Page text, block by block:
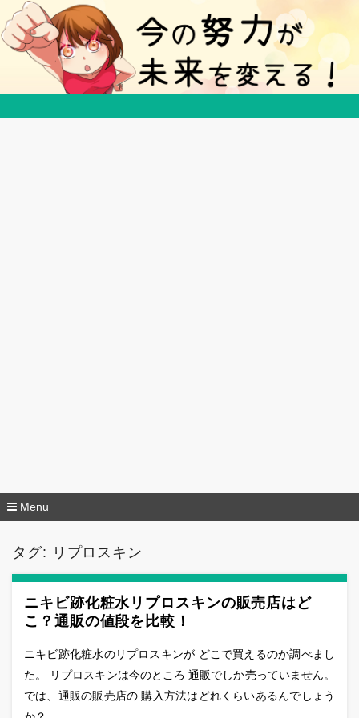
５分で得する豆知識ブログ
Menu
タグ: リプロスキン
ニキビ跡化粧水リプロスキンの販売店はど
こ？通販の値段を比較！
ニキビ跡化粧水のリプロスキンが どこで買えるのか調べまし
た。 リプロスキンは今のところ 通販でしか売っていません。
では、通販の販売店の 購入方法はどれくらいあるんでしょう